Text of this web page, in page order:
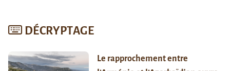
DÉCRYPTAGE
Le rapprochement entre